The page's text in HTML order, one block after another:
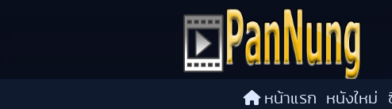
หน้าแรก หนังใหม่